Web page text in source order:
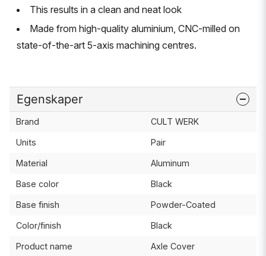
This results in a clean and neat look
Made from high-quality aluminium, CNC-milled on
state-of-the-art 5-axis machining centres.
Egenskaper
Brand CULT WERK
Units Pair
Material Aluminum
Base color Black
Base finish Powder-Coated
Color/finish Black
Product name Axle Cover